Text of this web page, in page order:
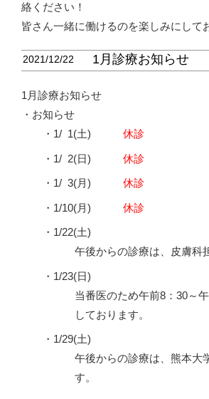
絡ください！
皆さん一緒に働けるのを楽しみにして
2021/12/22 1月診療お知らせ
1月診療お知らせ
・お知らせ
・1/ 1(土) 休診
・1/ 2(日) 休診
・1/ 3(月) 休診
・1/10(月) 休診
・1/22(土)
午後からの診療は、皮膚科
・1/23(日)
当番医のため午前8：30～
しております。
・1/29(土)
午後からの診療は、熊本大
す。